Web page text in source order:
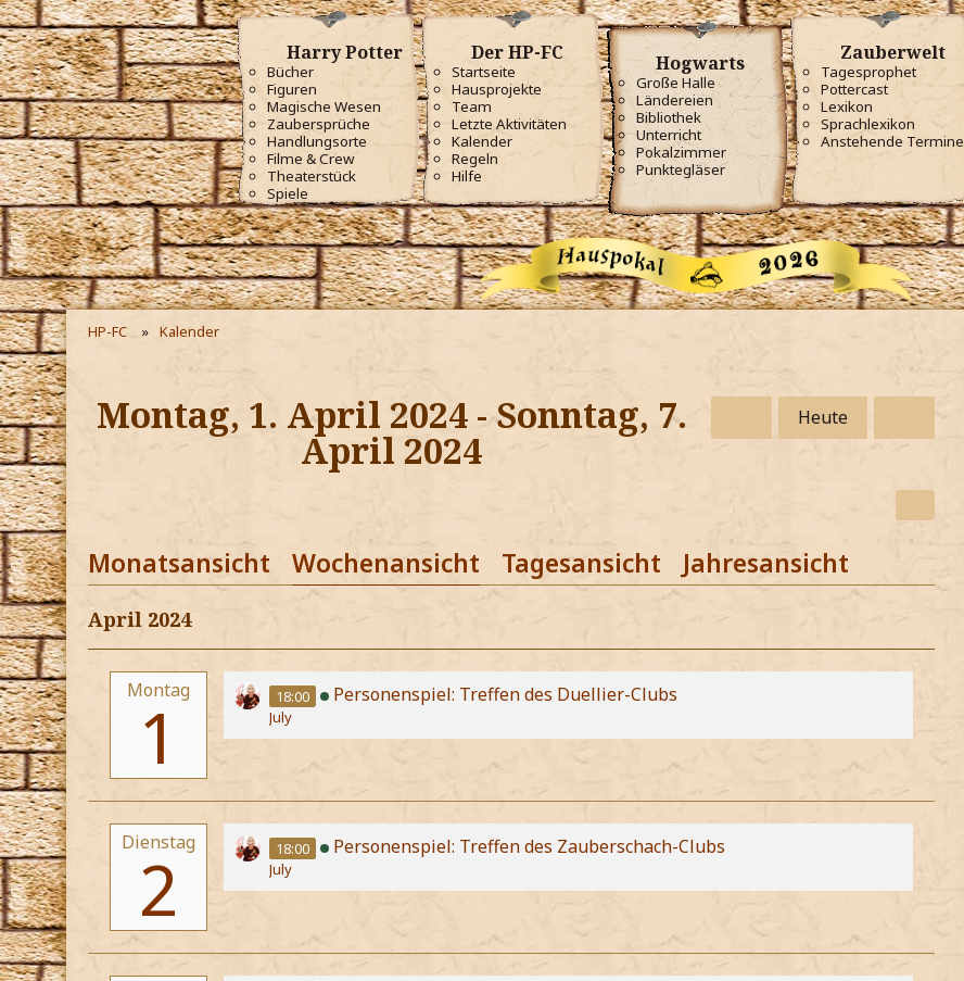
Harry Potter
Bücher
Figuren
Magische Wesen
Zaubersprüche
Handlungsorte
Filme & Crew
Theaterstück
Spiele
Der HP-FC
Startseite
Hausprojekte
Team
Letzte Aktivitäten
Kalender
Regeln
Hilfe
Hogwarts
Große Halle
Ländereien
Bibliothek
Unterricht
Pokalzimmer
Punktegläser
Zauberwelt
Tagesprophet
Pottercast
Lexikon
Sprachlexikon
Anstehende Termine
HP-FC Kalender
Montag, 1. April 2024 - Sonntag, 7.
April 2024
Heute
Monatsansicht Wochenansicht Tagesansicht Jahresansicht
April 2024
Montag
1 18:00 Personenspiel: Treffen des Duellier-Clubs
July
Dienstag
2 18:00 Personenspiel: Treffen des Zauberschach-Clubs
July